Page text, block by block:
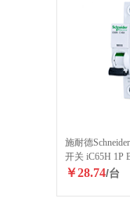
施耐德
开关 iC65H 1P
￥28.74/台